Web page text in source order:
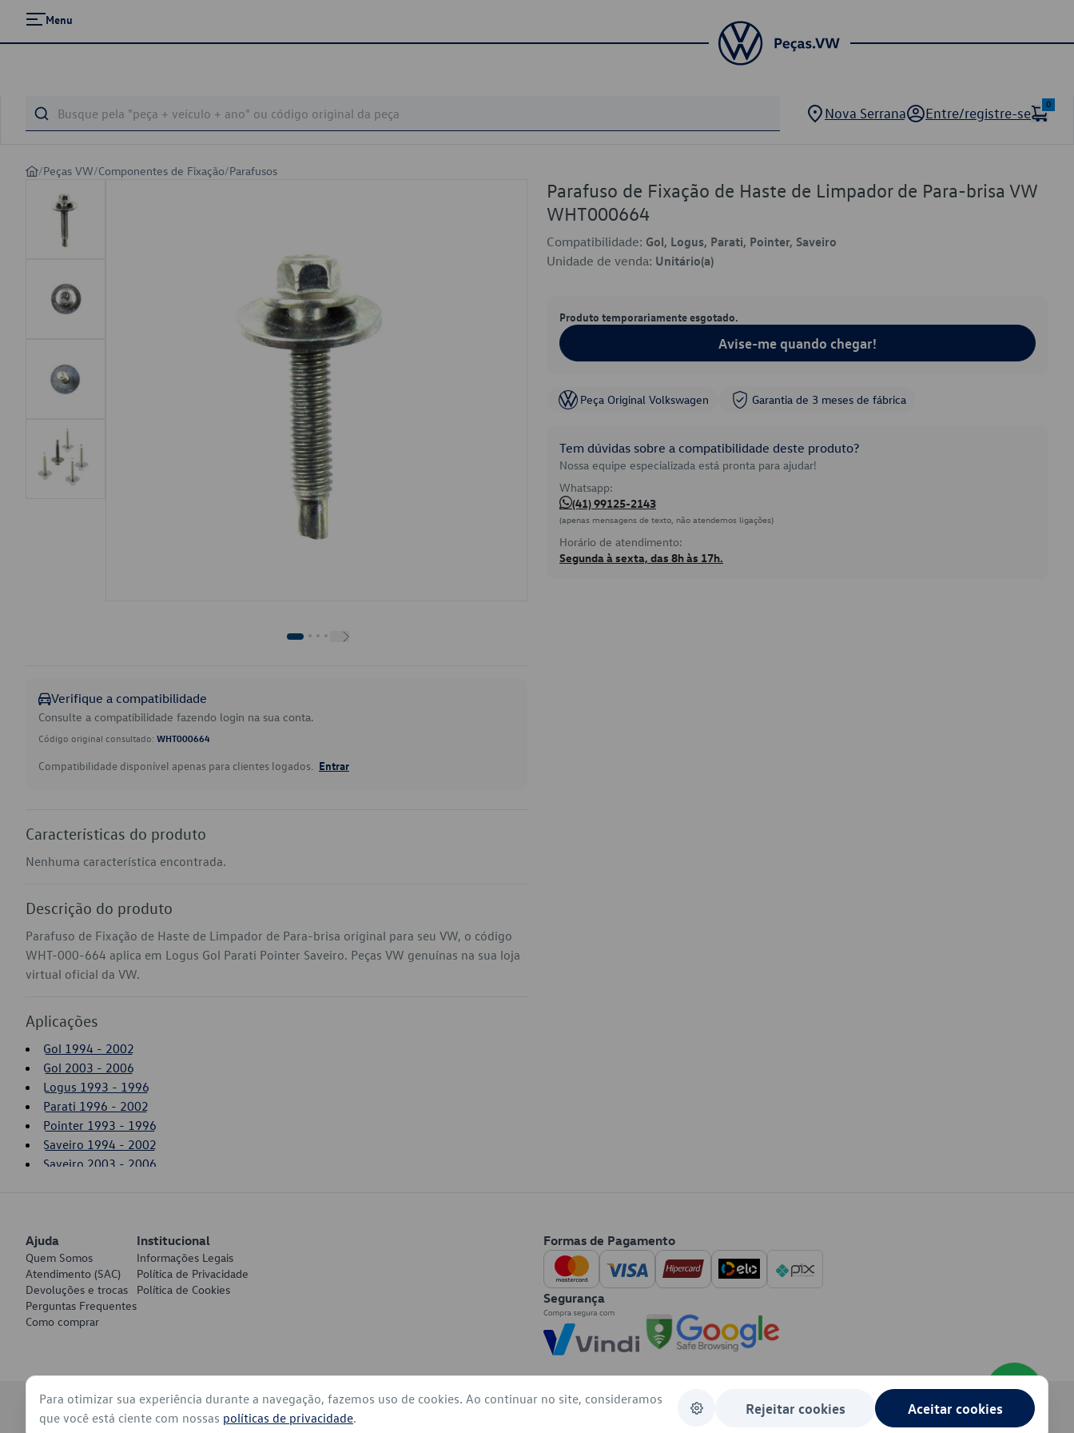
Menu
Nova Serrana Entre/registre-se
0
/Peças VW/Componentes de Fixação/Parafusos
Verifique a compatibilidade
Consulte a compatibilidade fazendo login na sua conta.
Código original consultado: WHT000664
Compatibilidade disponível apenas para clientes logados. Entrar
Características do produto
Nenhuma característica encontrada.
Descrição do produto
Parafuso de Fixação de Haste de Limpador de Para-brisa original para seu VW, o código
WHT-000-664 aplica em Logus Gol Parati Pointer Saveiro. Peças VW genuínas na sua loja
virtual oficial da VW.
Aplicações
Gol 1994 - 2002
Gol 2003 - 2006
Logus 1993 - 1996
Parati 1996 - 2002
Pointer 1993 - 1996
Saveiro 1994 - 2002
Saveiro 2003 - 2006
Parafuso de Fixação de Haste de Limpador de Para-brisa VW
WHT000664
Compatibilidade: Gol, Logus, Parati, Pointer, Saveiro
Unidade de venda: Unitário(a)
Produto temporariamente esgotado.
Avise-me quando chegar!
Peça Original Volkswagen Garantia de 3 meses de fábrica
Tem dúvidas sobre a compatibilidade deste produto?
Nossa equipe especializada está pronta para ajudar!
Whatsapp:
(41) 99125-2143
(apenas mensagens de texto, não atendemos ligações)
Horário de atendimento:
Segunda à sexta, das 8h às 17h.
Ajuda
Quem Somos
Atendimento (SAC)
Devoluções e trocas
Perguntas Frequentes
Como comprar
Institucional
Informações Legais
Política de Privacidade
Política de Cookies
Formas de Pagamento
Segurança
© 2026 - Volkswagen do Brasil - Todos os direitos reservados
Para otimizar sua experiência durante a navegação, fazemos uso de cookies. Ao continuar no site, consideramos
que você está ciente com nossas políticas de privacidade.
Rejeitar cookies Aceitar cookies